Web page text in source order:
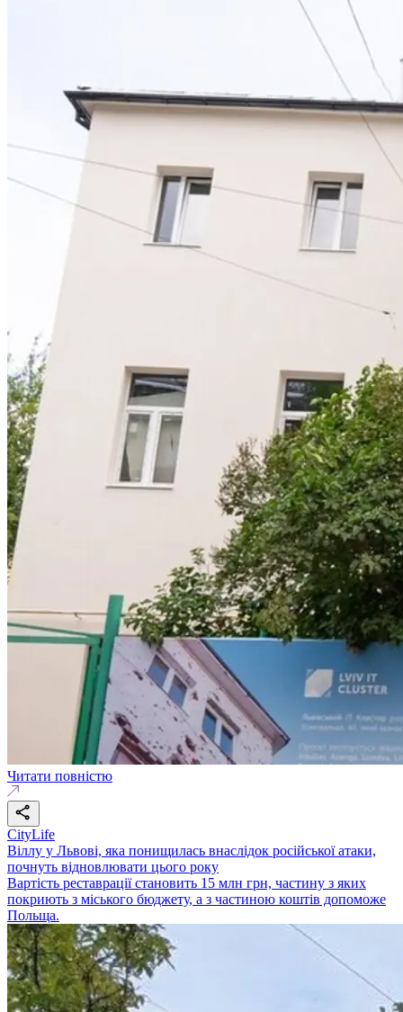
Читати повністю
CityLife
Віллу у Львові, яка понищилась внаслідок російської атаки,
почнуть відновлювати цього року
Вартість реставрації становить 15 млн грн, частину з яких
покриють з міського бюджету, а з частиною коштів допоможе
Польща.